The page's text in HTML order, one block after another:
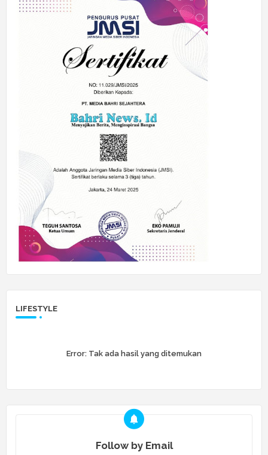
LIFESTYLE
Error: Tak ada hasil yang ditemukan
Follow by Email